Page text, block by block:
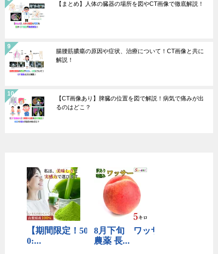
【まとめ】人体の臓器の場所を図やCT画像で徹底解説！
腸腰筋膿瘍の原因や症状、治療について！CT画像と共に
解説！
【CT画像あり】脾臓の位置を図で解説！病気で痛みが出
るのはどこ？